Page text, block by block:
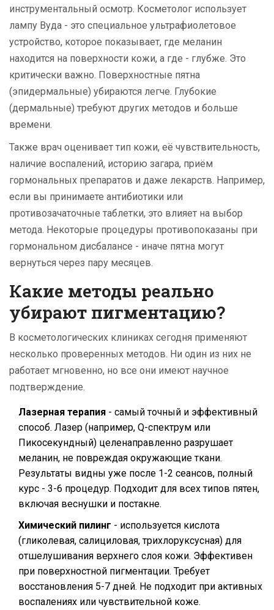
инструментальный осмотр. Косметолог использует
лампу Вуда - это специальное ультрафиолетовое
устройство, которое показывает, где меланин
находится на поверхности кожи, а где - глубже. Это
критически важно. Поверхностные пятна
(эпидермальные) убираются легче. Глубокие
(дермальные) требуют других методов и больше
времени.
Также врач оценивает тип кожи, её чувствительность,
наличие воспалений, историю загара, приём
гормональных препаратов и даже лекарств. Например,
если вы принимаете антибиотики или
противозачаточные таблетки, это влияет на выбор
метода. Некоторые процедуры противопоказаны при
гормональном дисбалансе - иначе пятна могут
вернуться через пару месяцев.
Какие методы реально
убирают пигментацию?
В косметологических клиниках сегодня применяют
несколько проверенных методов. Ни один из них не
работает мгновенно, но все они имеют научное
подтверждение.
Лазерная терапия - самый точный и эффективный
способ. Лазер (например, Q-спектрум или
Пикосекундный) целенаправленно разрушает
меланин, не повреждая окружающие ткани.
Результаты видны уже после 1-2 сеансов, полный
курс - 3-6 процедур. Подходит для всех типов пятен,
включая веснушки и постакне.
Химический пилинг - используется кислота
(гликолевая, салициловая, трихлоруксусная) для
отшелушивания верхнего слоя кожи. Эффективен
при поверхностной пигментации. Требует
восстановления 5-7 дней. Не подходит при активных
воспалениях или чувствительной коже.